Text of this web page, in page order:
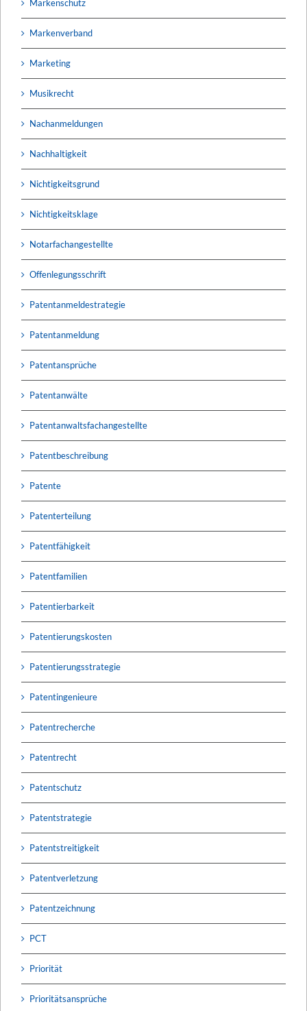
Markenschutz
Markenverband
Marketing
Musikrecht
Nachanmeldungen
Nachhaltigkeit
Nichtigkeitsgrund
Nichtigkeitsklage
Notarfachangestellte
Offenlegungsschrift
Patentanmeldestrategie
Patentanmeldung
Patentansprüche
Patentanwälte
Patentanwaltsfachangestellte
Patentbeschreibung
Patente
Patenterteilung
Patentfähigkeit
Patentfamilien
Patentierbarkeit
Patentierungskosten
Patentierungsstrategie
Patentingenieure
Patentrecherche
Patentrecht
Patentschutz
Patentstrategie
Patentstreitigkeit
Patentverletzung
Patentzeichnung
PCT
Priorität
Prioritätsansprüche